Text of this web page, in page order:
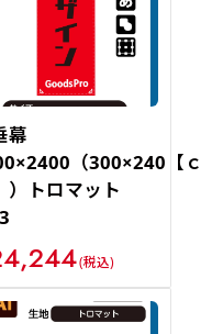
価格が安い順
価格が高い順
幕
（300×240【ｃ
）トロマット
(税込)